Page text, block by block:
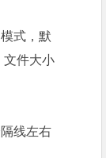
式，默
文件大小
线左右